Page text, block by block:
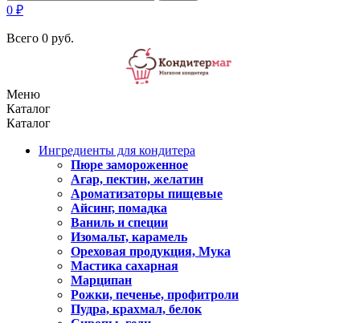
0 ₽
Всего 0 руб.
Меню
Каталог
Каталог
Ингредиенты для кондитера
Пюре замороженное
Агар, пектин, желатин
Ароматизаторы пищевые
Айсинг, помадка
Ваниль и специи
Изомальт, карамель
Ореховая продукция, Мука
Мастика сахарная
Марципан
Рожки, печенье, профитроли
Пудра, крахмал, белок